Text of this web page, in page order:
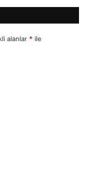
alanlar * ile